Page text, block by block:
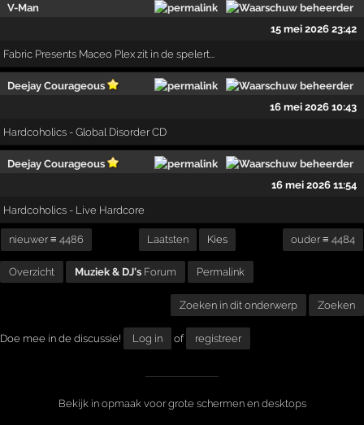
V-Man
15 mei 2026 23:42
Fabric Presents Maceo Plex zit in de spelert...
Deejay Courageous
16 mei 2026 10:43
Hardcoholics - Global Disorder CD
Deejay Courageous
16 mei 2026 11:54
Hardcoholics - Live Hardcore
nieuwer ≡ 4486 Laatsten Kies ouder ≡ 4484
Overzicht Muziek & DJ's Forum Permalink
Zoeken in dit onderwerp Zoeken
Doe mee in de discussie! Log in of registreer
Bekijk in opmaak voor grote schermen en desktops